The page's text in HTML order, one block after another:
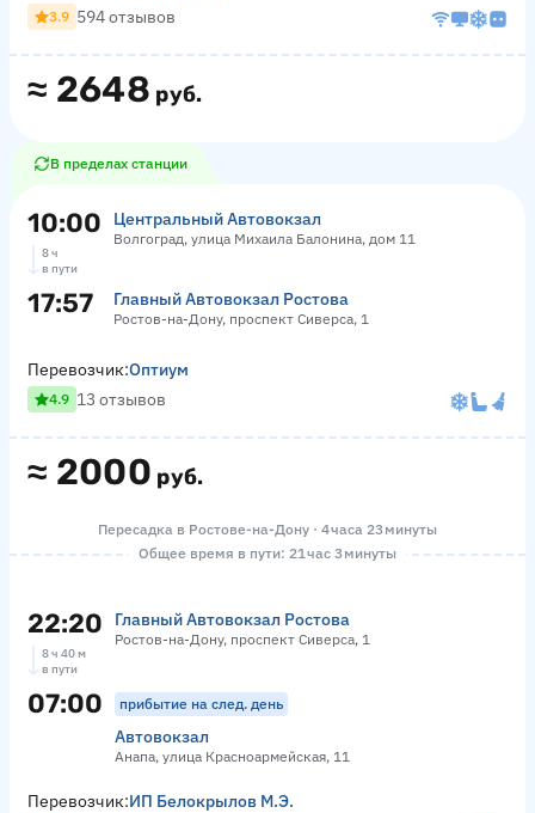
≈ 2648 руб.
3.9 594 отзывов
В пределах станции
10:00 Центральный Автовокзал
Волгоград, улица Михаила Балонина, дом 11
8 ч
в пути
17:57 Главный Автовокзал Ростова
Ростов-на-Дону, проспект Сиверса, 1
≈ 2000 руб.
Перевозчик:Оптиум
4.9 13 отзывов
Пересадка в Ростове-на-Дону · 4 часа 23 минуты
Общее время в пути: 21 час 3 минуты
22:20 Главный Автовокзал Ростова
Ростов-на-Дону, проспект Сиверса, 1
8 ч 40 м
в пути
07:00 прибытие на след. день
Автовокзал
Анапа, улица Красноармейская, 11
Перевозчик:ИП Белокрылов М.Э.